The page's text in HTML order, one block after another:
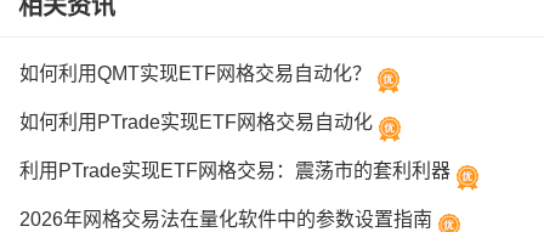
相关资讯
如何利用QMT实现ETF网格交易自动化？
如何利用PTrade实现ETF网格交易自动化
利用PTrade实现ETF网格交易：震荡市的套利利器
2026年网格交易法在量化软件中的参数设置指南